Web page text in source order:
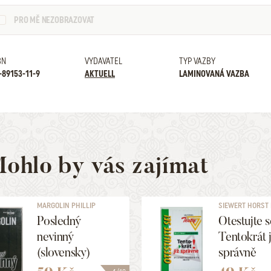
PRO MĚ NEZOBRAZOVAT
11-9
VYDAVATEL
AKTUELL
TYP VAZBY
LAMINOVANÁ VAZBA
by vás zajímat
MARGOLIN PHILLIP
Posledný
nevinný
(slovensky)
SIEWERT
Otestujte
Tentokrát
správně